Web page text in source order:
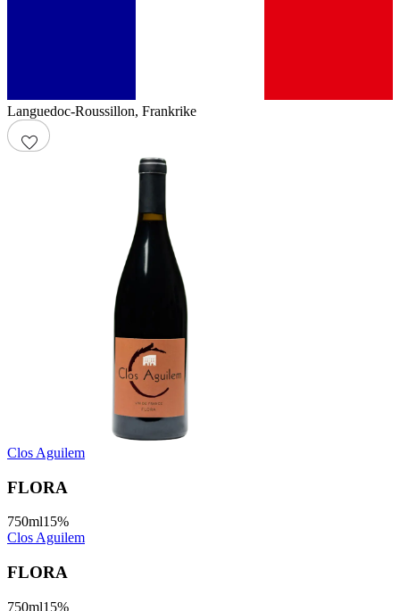
Languedoc-Roussillon, Frankrike
Clos Aguilem
FLORA
750ml15%
Clos Aguilem
FLORA
750ml15%